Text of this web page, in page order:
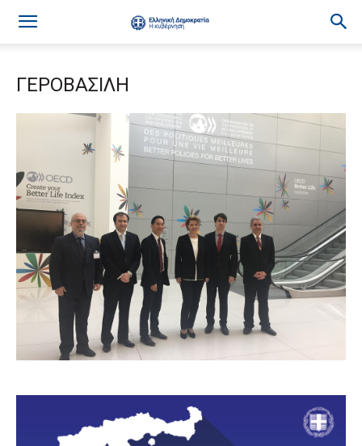
ΓΕΡΟΒΑΣΙΛΗ